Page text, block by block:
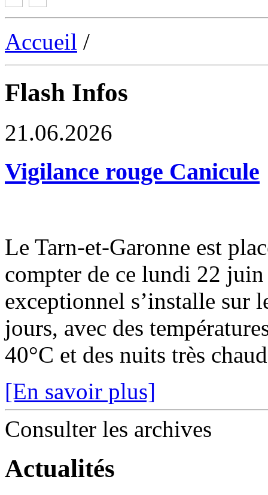
Accueil /
Flash Infos
21.06.2026
Vigilance rouge Canicule
Le Tarn-et-Garonne est
compter de ce lundi 22
exceptionnel s’installe sur
jours, avec des
40°C et des nuits très
[En savoir plus]
Consulter les archives
Actualités